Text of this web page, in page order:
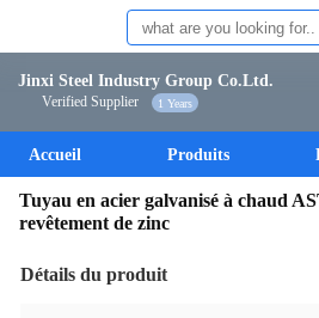
Jinxi Steel Industry Group Co.Ltd.
Verified Supplier 1 Years
Accueil Produits
Tuyau en acier galvanisé à chaud
revêtement de zinc
Détails du produit